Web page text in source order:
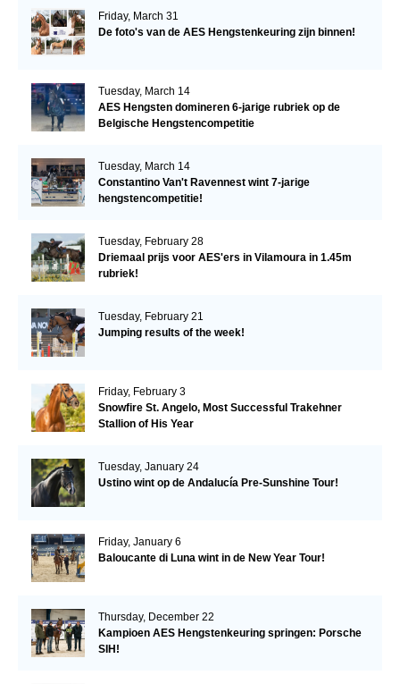
Friday, March 31
De foto's van de AES Hengstenkeuring zijn binnen!
Tuesday, March 14
AES Hengsten domineren 6-jarige rubriek op de
Belgische Hengstencompetitie
Tuesday, March 14
Constantino Van't Ravennest wint 7-jarige
hengstencompetitie!
Tuesday, February 28
Driemaal prijs voor AES'ers in Vilamoura in 1.45m
rubriek!
Tuesday, February 21
Jumping results of the week!
Friday, February 3
Snowfire St. Angelo, Most Successful Trakehner
Stallion of His Year
Tuesday, January 24
Ustino wint op de Andalucía Pre-Sunshine Tour!
Friday, January 6
Baloucante di Luna wint in de New Year Tour!
Thursday, December 22
Kampioen AES Hengstenkeuring springen: Porsche
SIH!